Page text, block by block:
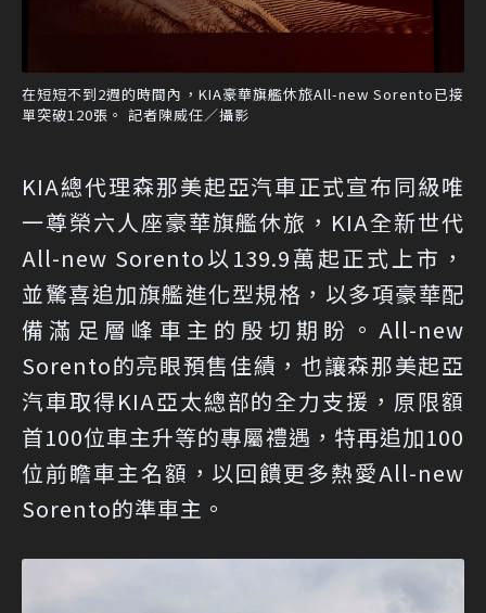
在短短不到2週的時間內，KIA豪華旗艦休旅All-new Sorento已接
單突破120張。 記者陳威任／攝影
KIA總代理森那美起亞汽車正式宣布同級唯
一尊榮六人座豪華旗艦休旅，KIA全新世代
All-new Sorento以139.9萬起正式上市，
並驚喜追加旗艦進化型規格，以多項豪華配
備滿足層峰車主的殷切期盼。All-new
Sorento的亮眼預售佳績，也讓森那美起亞
汽車取得KIA亞太總部的全力支援，原限額
首100位車主升等的專屬禮遇，特再追加100
位前瞻車主名額，以回饋更多熱愛All-new
Sorento的準車主。